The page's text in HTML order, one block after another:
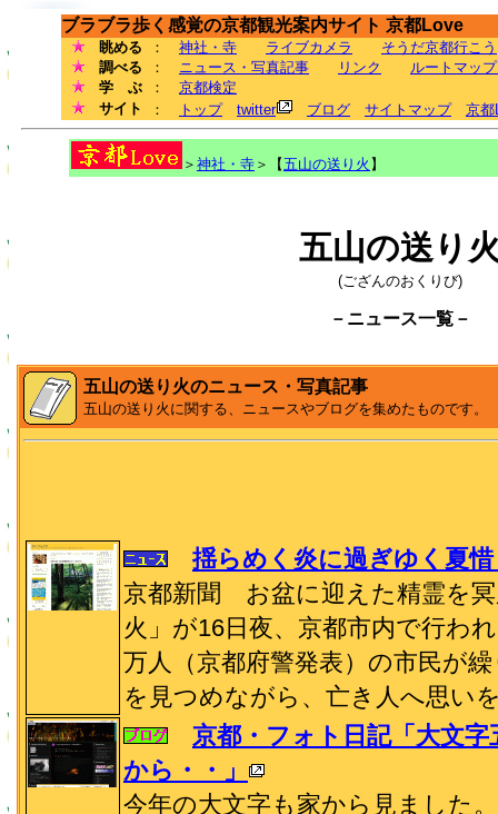
ブラブラ歩く感覚の京都観光案内サイト 京都Love
眺める ： 神社・寺 ライブカメラ
そうだ京都行こう
調べる
： ニュース・写真記事 リンク
ルートマッ
学 ぶ
： 京都検定
サイト
： トップ twitter ブログ サイトマップ 京都
＞ 神社・寺 ＞【五山の送り火 】
五山の送り
(ござんのおくりび)
－ニュース一覧－
五山の送り火のニュース・写真記事
五山の送り火に関する、ニュースやブログを集めたものです。
揺らめく炎に過ぎゆく夏
京都新聞 お盆に迎えた精霊を
火」が16日夜、京都市内で行わ
万人（京都府警発表）の市民が
を見つめながら、亡き人へ思い
京都・フォト日記「大文
から・・」
今年の大文字も家から見ました